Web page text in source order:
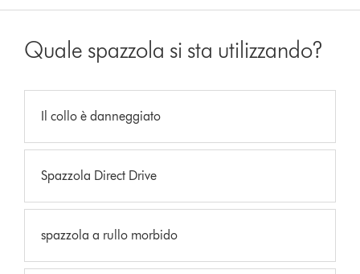
Quale spazzola si sta utilizzando?
Il collo è danneggiato
Spazzola Direct Drive
spazzola a rullo morbido